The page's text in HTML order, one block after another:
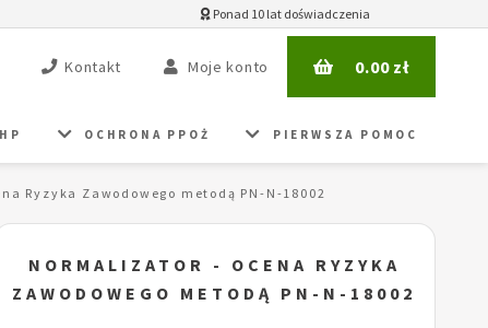
Ponad 10 lat doświadczenia
Kontakt Moje konto 0.00zł
OCHRONA PPOŻ PIERWSZA POMOC
Ryzyka Zawodowego metodą PN-N-18002
NORMALIZATOR - OCENA RYZYKA
ZAWODOWEGO METODĄ PN-N-18002